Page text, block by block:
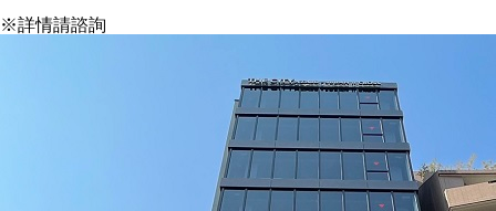
※詳情請諮詢